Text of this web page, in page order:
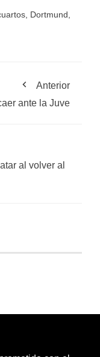
Dortmund
Anterior
ante la Juve
al volver al